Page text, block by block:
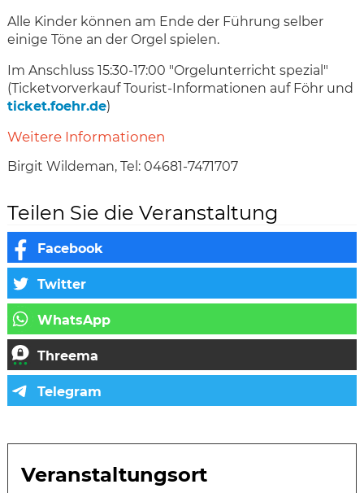
Alle Kinder können am Ende der Führung selber
einige Töne an der Orgel spielen.
Im Anschluss 15:30-17:00 "Orgelunterricht spezial"
(Ticketvorverkauf Tourist-Informationen auf Föhr und
ticket.foehr.de)
Weitere Informationen
Birgit Wildeman, Tel: 04681-7471707
Teilen Sie die Veranstaltung
Veranstaltungsort